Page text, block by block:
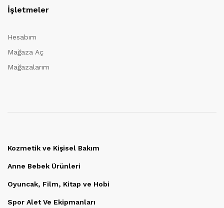
İşletmeler
Hesabım
Mağaza Aç
Mağazalarım
Kozmetik ve Kişisel Bakım
Anne Bebek Ürünleri
Oyuncak, Film, Kitap ve Hobi
Spor Alet Ve Ekipmanları